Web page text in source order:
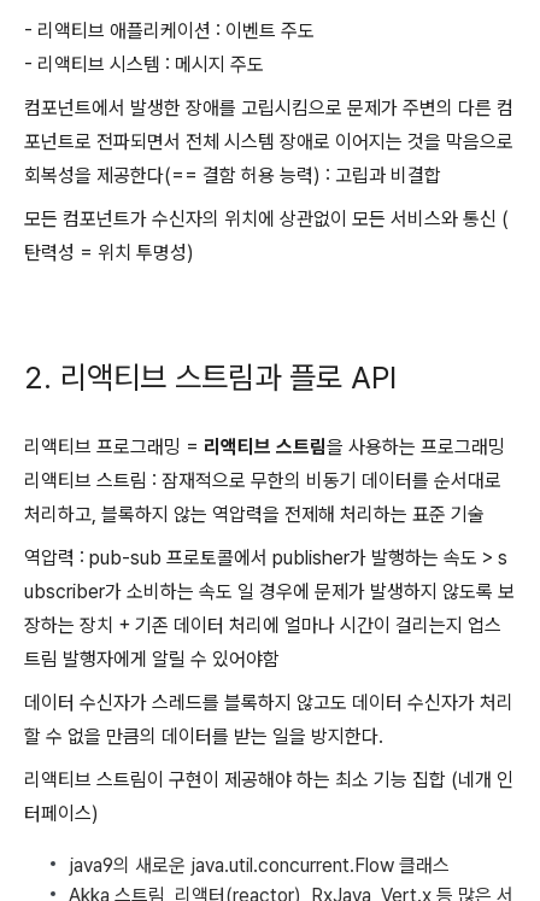
- 리액티브 애플리케이션 : 이벤트 주도
- 리액티브 시스템 : 메시지 주도
컴포넌트에서 발생한 장애를 고립시킴으로 문제가 주변의 다른 컴
포넌트로 전파되면서 전체 시스템 장애로 이어지는 것을 막음으로
회복성을 제공한다(== 결함 허용 능력) : 고립과 비결합
모든 컴포넌트가 수신자의 위치에 상관없이 모든 서비스와 통신 (
탄력성 = 위치 투명성)
2. 리액티브 스트림과 플로 API
리액티브 프로그래밍 = 리액티브 스트림을 사용하는 프로그래밍
리액티브 스트림 : 잠재적으로 무한의 비동기 데이터를 순서대로
처리하고, 블록하지 않는 역압력을 전제해 처리하는 표준 기술
역압력 : pub-sub 프로토콜에서 publisher가 발행하는 속도 > s
ubscriber가 소비하는 속도 일 경우에 문제가 발생하지 않도록 보
장하는 장치 + 기존 데이터 처리에 얼마나 시간이 걸리는지 업스
트림 발행자에게 알릴 수 있어야함
데이터 수신자가 스레드를 블록하지 않고도 데이터 수신자가 처리
할 수 없을 만큼의 데이터를 받는 일을 방지한다.
리액티브 스트림이 구현이 제공해야 하는 최소 기능 집합 (네개 인
터페이스)
java9의 새로운 java.util.concurrent.Flow 클래스
Akka 스트림, 리액터(reactor), RxJava, Vert.x 등 많은 서